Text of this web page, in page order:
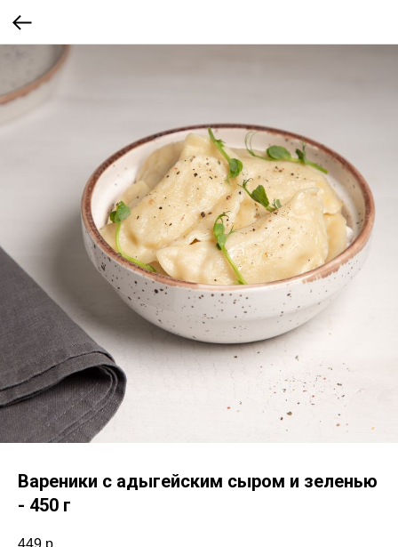
Вареники с адыгейским сыром и зеленью
- 450 г